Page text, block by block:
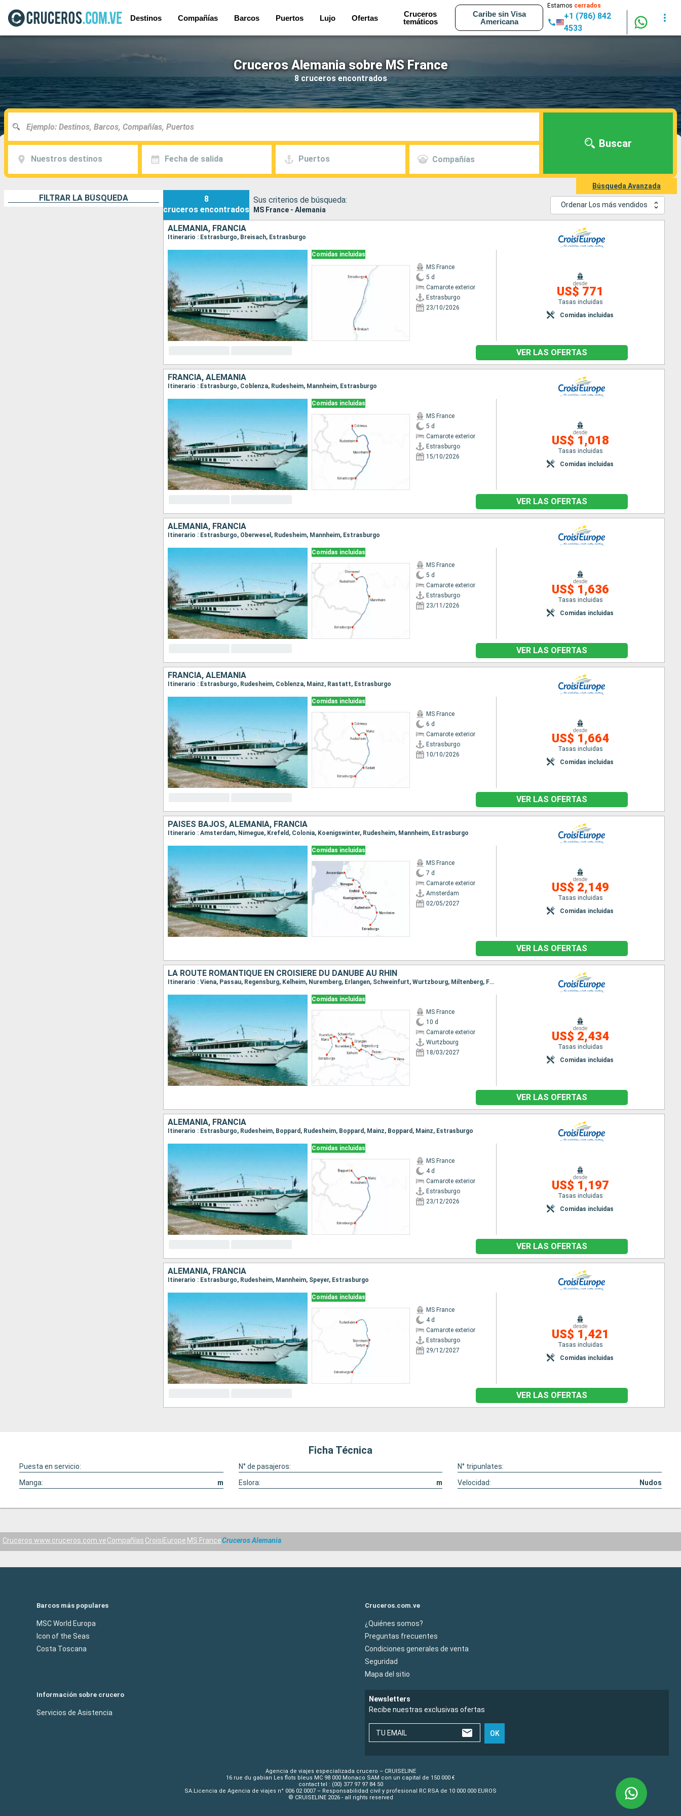
Destinos Compañías Barcos Puertos Lujo Ofertas
Cruceros
temáticos
Caribe sin Visa
Americana
Estamos cerrados
+1 (786) 842
4533
Cruceros Alemania sobre MS France
8 cruceros encontrados
Nuestros destinos Fecha de salida Puertos Compañías
Buscar
Búsqueda Avanzada
FILTRAR LA BÚSQUEDA
8
cruceros encontrados
Sus criterios de búsqueda:
MS France - Alemania
Ordenar Los más vendidos
ALEMANIA, FRANCIA
Itinerario : Estrasburgo, Breisach, Estrasburgo
Comidas incluidas
MS France
5 d
Camarote exterior
Estrasburgo
23/10/2026
desde
US$ 771
Tasas incluidas
Comidas incluidas
VER LAS OFERTAS
FRANCIA, ALEMANIA
Itinerario : Estrasburgo, Coblenza, Rudesheim, Mannheim, Estrasburgo
Comidas incluidas
MS France
5 d
Camarote exterior
Estrasburgo
15/10/2026
desde
US$ 1,018
Tasas incluidas
Comidas incluidas
VER LAS OFERTAS
ALEMANIA, FRANCIA
Itinerario : Estrasburgo, Oberwesel, Rudesheim, Mannheim, Estrasburgo
Comidas incluidas
MS France
5 d
Camarote exterior
Estrasburgo
23/11/2026
desde
US$ 1,636
Tasas incluidas
Comidas incluidas
VER LAS OFERTAS
FRANCIA, ALEMANIA
Itinerario : Estrasburgo, Rudesheim, Coblenza, Mainz, Rastatt, Estrasburgo
Comidas incluidas
MS France
6 d
Camarote exterior
Estrasburgo
10/10/2026
desde
US$ 1,664
Tasas incluidas
Comidas incluidas
VER LAS OFERTAS
PAISES BAJOS, ALEMANIA, FRANCIA
Itinerario : Amsterdam, Nimegue, Krefeld, Colonia, Koenigswinter, Rudesheim, Mannheim, Estrasburgo
Comidas incluidas
MS France
7 d
Camarote exterior
Amsterdam
02/05/2027
desde
US$ 2,149
Tasas incluidas
Comidas incluidas
VER LAS OFERTAS
LA ROUTE ROMANTIQUE EN CROISIÈRE DU DANUBE AU RHIN
Itinerario : Viena, Passau, Regensburg, Kelheim, Nuremberg, Erlangen, Schweinfurt, Wurtzbourg, Miltenberg, Frankfurt, Mainz, Estrasburgo
Comidas incluidas
MS France
10 d
Camarote exterior
Wurtzbourg
18/03/2027
desde
US$ 2,434
Tasas incluidas
Comidas incluidas
VER LAS OFERTAS
ALEMANIA, FRANCIA
Itinerario : Estrasburgo, Rudesheim, Boppard, Rudesheim, Boppard, Mainz, Boppard, Mainz, Estrasburgo
Comidas incluidas
MS France
4 d
Camarote exterior
Estrasburgo
23/12/2026
desde
US$ 1,197
Tasas incluidas
Comidas incluidas
VER LAS OFERTAS
ALEMANIA, FRANCIA
Itinerario : Estrasburgo, Rudesheim, Mannheim, Speyer, Estrasburgo
Comidas incluidas
MS France
4 d
Camarote exterior
Estrasburgo
29/12/2027
desde
US$ 1,421
Tasas incluidas
Comidas incluidas
VER LAS OFERTAS
Ficha Técnica
Puesta en servicio: N° de pasajeros:
N° tripunlates:
Manga:
m Eslora: m Velocidad: Nudos
Cruceros www.cruceros.com.veCompañías CroisiEurope MS FranceCruceros Alemania
Barcos más populares
MSC World Europa
Icon of the Seas
Costa Toscana
Cruceros.com.ve
¿Quiénes somos?
Preguntas frecuentes
Condiciones generales de venta
Seguridad
Mapa del sitio
Información sobre crucero
Servicios de Asistencia
Newsletters
Recibe nuestras exclusivas ofertas
TU EMAIL OK
Agencia de viajes especializada crucero – CRUISELINE
16 rue du gabian Les flots bleus MC 98 000 Monaco SAM con un capital de 150 000 €
contact tel : (00) 377 97 97 84 50
SA.Licencia de Agencia de viajes n° 006 02 0007 – Responsabilidad civil y profesional RC RSA de 10 000 000 EUROS
© CRUISELINE 2026 - all rights reserved